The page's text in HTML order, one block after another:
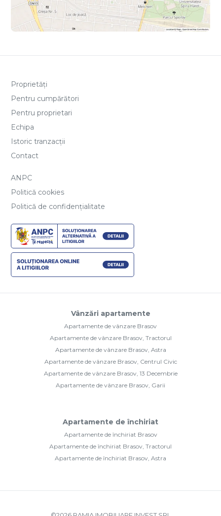
Proprietăți
Pentru cumpărători
Pentru proprietari
Echipa
Istoric tranzacții
Contact
ANPC
Politică cookies
Politică de confidențialitate
Vânzări apartamente
Apartamente de vânzare Brasov
Apartamente de vânzare Brasov, Tractorul
Apartamente de vânzare Brasov, Astra
Apartamente de vânzare Brasov, Centrul Civic
Apartamente de vânzare Brasov, 13 Decembrie
Apartamente de vânzare Brasov, Garii
Apartamente de închiriat
Apartamente de închiriat Brasov
Apartamente de închiriat Brasov, Tractorul
Apartamente de închiriat Brasov, Astra